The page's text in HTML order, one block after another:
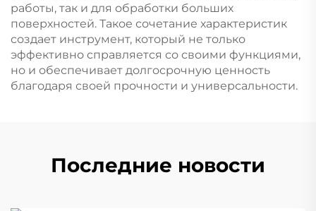
работы, так и для обработки больших
поверхностей. Такое сочетание характеристик
создает инструмент, который не только
эффективно справляется со своими функциями,
но и обеспечивает долгосрочную ценность
благодаря своей прочности и универсальности.
Последние новости